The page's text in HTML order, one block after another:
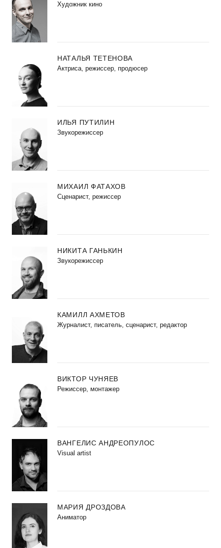
Художник кино
НАТАЛЬЯ ТЕТЕНОВА
Актриса, режиссер, продюсер
ИЛЬЯ ПУТИЛИН
Звукорежиссер
МИХАИЛ ФАТАХОВ
Cценарист, режиссер
НИКИТА ГАНЬКИН
Звукорежиссер
КАМИЛЛ АХМЕТОВ
Журналист, писатель, сценарист, редактор
ВИКТОР ЧУНЯЕВ
Режиссер, монтажер
ВАНГЕЛИС АНДРЕОПУЛОС
Visual artist
МАРИЯ ДРОЗДОВА
Аниматор